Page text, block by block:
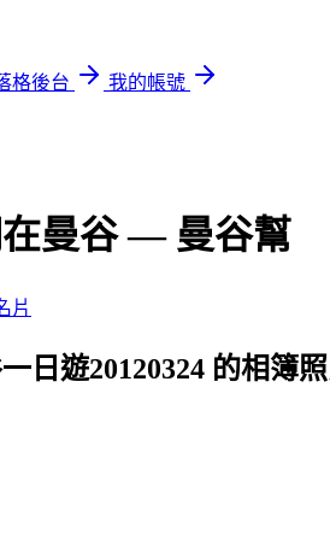
格後台
我的帳號
曼谷 — 曼谷幫
片
日遊20120324 的相簿